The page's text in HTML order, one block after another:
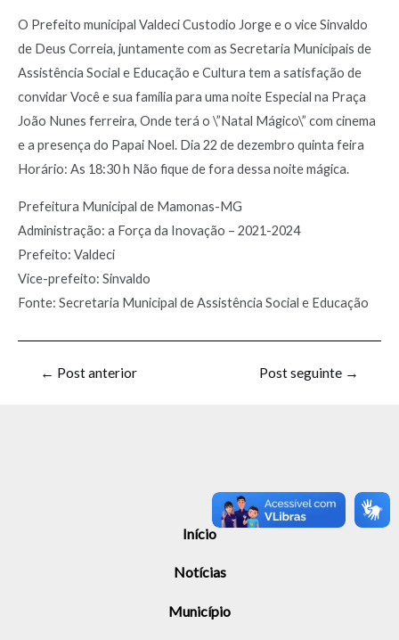
O Prefeito municipal Valdeci Custodio Jorge e o vice Sinvaldo
de Deus Correia, juntamente com as Secretaria Municipais de
Assistência Social e Educação e Cultura tem a satisfação de
convidar Você e sua família para uma noite Especial na Praça
João Nunes ferreira, Onde terá o \”Natal Mágico\” com cinema
e a presença do Papai Noel. Dia 22 de dezembro quinta feira
Horário: As 18:30 h Não fique de fora dessa noite mágica.
Prefeitura Municipal de Mamonas-MG
Administração: a Força da Inovação – 2021-2024
Prefeito: Valdeci
Vice-prefeito: Sinvaldo
Fonte: Secretaria Municipal de Assistência Social e Educação
← Post anterior Post seguinte →
Início
Notícias
Município